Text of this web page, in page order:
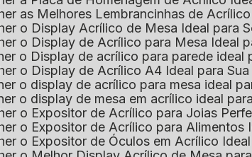
as Melhores Lembrancinhas de
o Display Acrílico de Mesa Ideal para
o Display de Acrílico para Mesa Ideal
o Display de acrílico para parede ideal
o Display de Acrílico A4 Ideal para
o display de acrílico para mesa ideal
o display de mesa em acrílico ideal
o Expositor de Acrílico para Joias
o Expositor de Acrílico para Alimentos
o Expositor de Óculos em Acrílico